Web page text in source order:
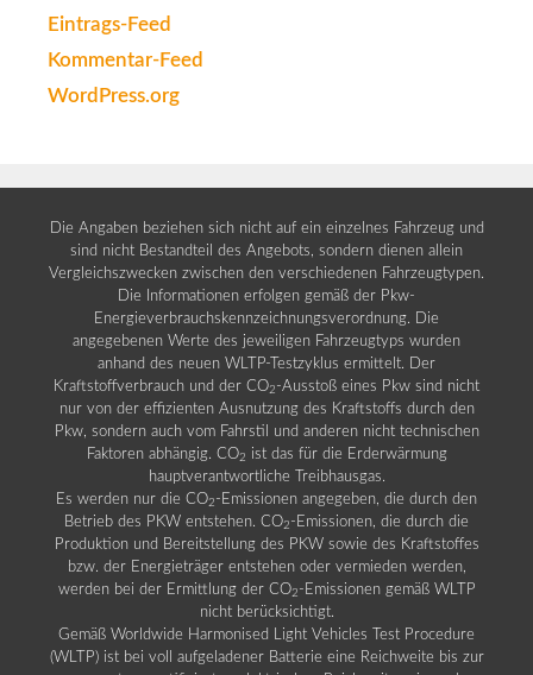
Eintrags-Feed
Kommentar-Feed
WordPress.org
Die Angaben beziehen sich nicht auf ein einzelnes Fahrzeug und
sind nicht Bestandteil des Angebots, sondern dienen allein
Vergleichszwecken zwischen den verschiedenen Fahrzeugtypen.
Die Informationen erfolgen gemäß der Pkw-
Energieverbrauchskennzeichnungsverordnung. Die
angegebenen Werte des jeweiligen Fahrzeugtyps wurden
anhand des neuen WLTP-Testzyklus ermittelt. Der
Kraftstoffverbrauch und der CO2 -Ausstoß eines Pkw sind nicht
nur von der effizienten Ausnutzung des Kraftstoffs durch den
Pkw, sondern auch vom Fahrstil und anderen nicht technischen
Faktoren abhängig. CO2 ist das für die Erderwärmung
hauptverantwortliche Treibhausgas.
Es werden nur die CO2 -Emissionen angegeben, die durch den
Betrieb des PKW entstehen. CO2 -Emissionen, die durch die
Produktion und Bereitstellung des PKW sowie des Kraftstoffes
bzw. der Energieträger entstehen oder vermieden werden,
werden bei der Ermittlung der CO2 -Emissionen gemäß WLTP
nicht berücksichtigt.
Gemäß Worldwide Harmonised Light Vehicles Test Procedure
(WLTP) ist bei voll aufgeladener Batterie eine Reichweite bis zur